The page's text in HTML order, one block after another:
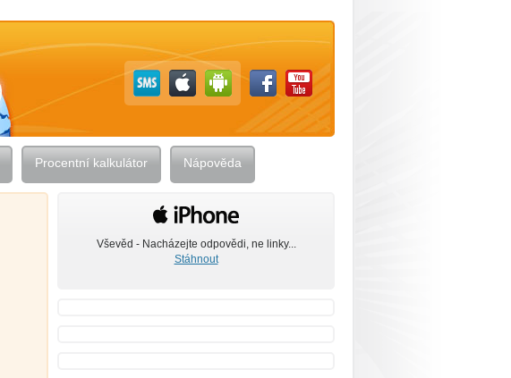
Procentní kalkulátor Nápověda
Vševěd - Nacházejte odpovědi, ne linky...
Stáhnout